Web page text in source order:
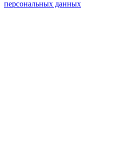
персональных данных